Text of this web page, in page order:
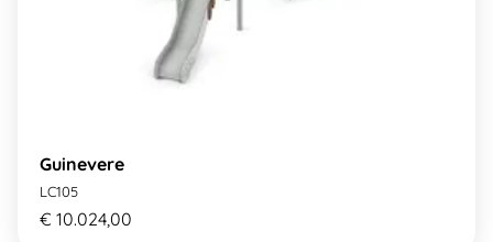
Guinevere
LC105
€ 10.024,00